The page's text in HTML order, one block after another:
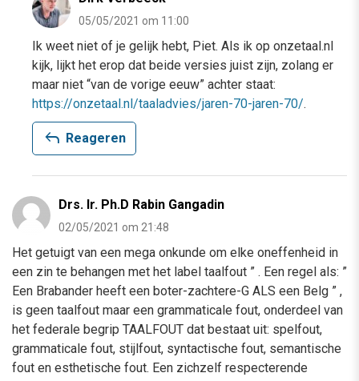
05/05/2021 om 11:00
Ik weet niet of je gelijk hebt, Piet. Als ik op onzetaal.nl
kijk, lijkt het erop dat beide versies juist zijn, zolang er
maar niet “van de vorige eeuw” achter staat:
https://onzetaal.nl/taaladvies/jaren-70-jaren-70/.
reply Reageren
Drs. Ir. Ph.D Rabin Gangadin
02/05/2021 om 21:48
Het getuigt van een mega onkunde om elke oneffenheid in
een zin te behangen met het label taalfout ” . Een regel als: ”
Een Brabander heeft een boter-zachtere-G ALS een Belg ” ,
is geen taalfout maar een grammaticale fout, onderdeel van
het federale begrip TAALFOUT dat bestaat uit: spelfout,
grammaticale fout, stijlfout, syntactische fout, semantische
fout en esthetische fout. Een zichzelf respecterende